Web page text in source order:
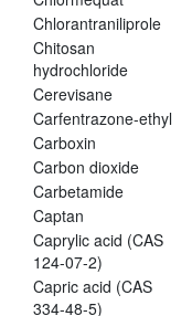
Chlorantraniliprole
Chitosan
hydrochloride
Cerevisane
Carfentrazone-ethyl
Carboxin
Carbon dioxide
Carbetamide
Captan
Caprylic acid (CAS
124-07-2)
Capric acid (CAS
334-48-5)